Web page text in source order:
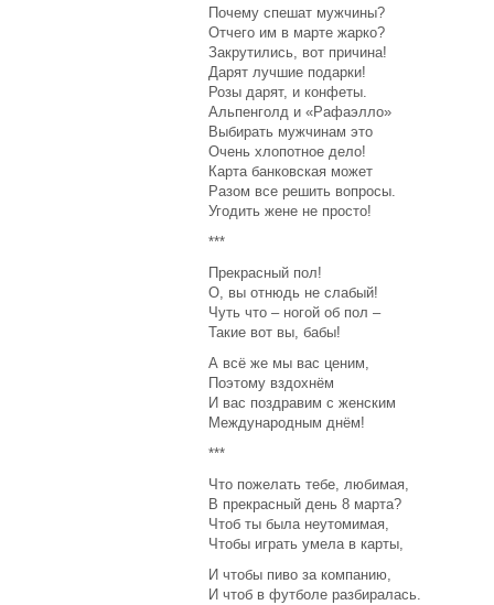
Почему спешат мужчины?
Отчего им в марте жарко?
Закрутились, вот причина!
Дарят лучшие подарки!
Розы дарят, и конфеты.
Альпенголд и «Рафаэлло»
Выбирать мужчинам это
Очень хлопотное дело!
Карта банковская может
Разом все решить вопросы.
Угодить жене не просто!
***
Прекрасный пол!
О, вы отнюдь не слабый!
Чуть что – ногой об пол –
Такие вот вы, бабы!
А всё же мы вас ценим,
Поэтому вздохнём
И вас поздравим с женским
Международным днём!
***
Что пожелать тебе, любимая,
В прекрасный день 8 марта?
Чтоб ты была неутомимая,
Чтобы играть умела в карты,
И чтобы пиво за компанию,
И чтоб в футболе разбиралась.